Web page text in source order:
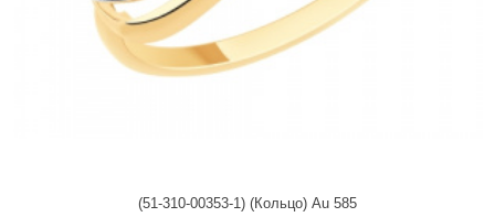
(51-310-00353-1) (Кольцо) Au 585